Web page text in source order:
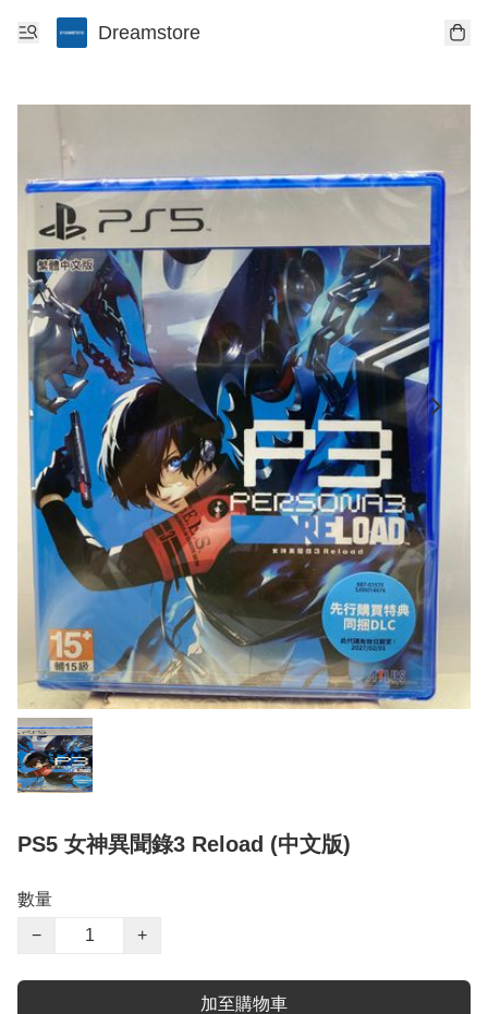
Dreamstore
PS5 女神異聞錄3 Reload (中文版)
數量
−
+
加至購物車